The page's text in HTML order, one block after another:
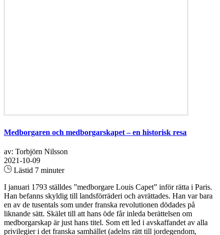
Medborgaren och medborgarskapet – en historisk resa
av: Torbjörn Nilsson
2021-10-09
Lästid 7 minuter
I januari 1793 ställdes ”medborgare Louis Capet” inför rätta i Paris.
Han befanns skyldig till landsförräderi och avrättades. Han var bara
en av de tusentals som under franska revolutionen dödades på
liknande sätt. Skälet till att hans öde får inleda berättelsen om
medborgarskap är just hans titel. Som ett led i avskaffandet av alla
privilegier i det franska samhället (adelns rätt till jordegendom,